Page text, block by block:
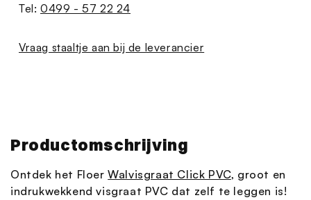
Tel:0499 - 57 22 24
Vraag staaltje aan bij de leverancier
Productomschrijving
Ontdek het FloerWalvisgraat Click PVC, groot en
indrukwekkend visgraat PVC dat zelf te leggen is!